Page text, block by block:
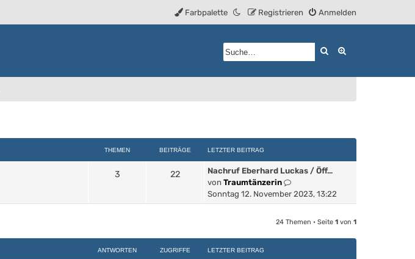
Anmelden
Registrieren
Farbpalette
Suche
THEMEN BEITRÄGE LETZTER BEITRAG
3 22
Nachruf Eberhard Luckas / Öff…
von Traumtänzerin
N
e
u
t
Sonntag 12. November 2023, 13:22
24 Themen • Seite 1 von 1
ANTWORTEN ZUGRIFFE LETZTER BEITRAG